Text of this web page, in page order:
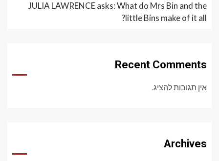
JULIA LAWRENCE asks: What do Mrs Bin and the
little Bins make of it all?
Recent Comments
אין תגובות להציג.
Archives